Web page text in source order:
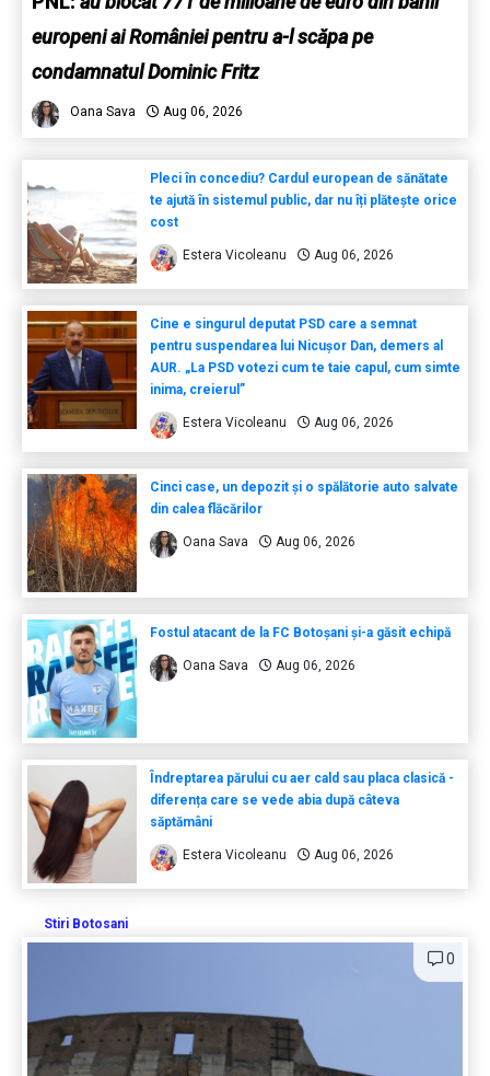
europeni ai României pentru a-l scăpa pe
condamnatul Dominic Fritz
Oana Sava Aug 06, 2026
Pleci în concediu? Cardul european de sănătate
te ajută în sistemul public, dar nu îți plătește orice
cost
Estera Vicoleanu Aug 06, 2026
Cine e singurul deputat PSD care a semnat
pentru suspendarea lui Nicușor Dan, demers al
AUR. „La PSD votezi cum te taie capul, cum simte
inima, creierul”
Estera Vicoleanu Aug 06, 2026
Cinci case, un depozit și o spălătorie auto salvate
din calea flăcărilor
Oana Sava Aug 06, 2026
Fostul atacant de la FC Botoșani și-a găsit echipă
Oana Sava Aug 06, 2026
Îndreptarea părului cu aer cald sau placa clasică -
diferența care se vede abia după câteva
săptămâni
Estera Vicoleanu Aug 06, 2026
Stiri Botosani
0